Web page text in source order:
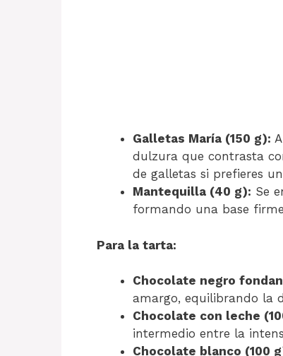
Galletas María (150 g):
dulzura que contrasta
de galletas si prefieres
Mantequilla (40 g): Se
formando una base
Para la tarta:
Chocolate negro
amargo, equilibrando la
Chocolate con leche
intermedio entre la
Chocolate blanco (100